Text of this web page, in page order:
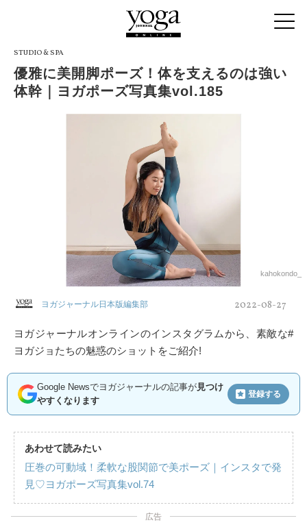
STUDIO & SPA
優雅に美開脚ポーズ！体を支えるのは強い
体幹｜ヨガポーズ写真集vol.185
kahokondo_
ヨガジャーナル日本版編集部 2022-08-27
ヨガジャーナルオンラインのインスタグラムから、素敵な#
ヨガジョたちの魅惑のショットをご紹介!
Google Newsでヨガジャーナルの記事が見つけ
やすくなります
登録する
あわせて読みたい
圧巻の可動域！柔軟な股関節で美ポーズ｜インスタで発
見♡ヨガポーズ写真集vol.74
広告